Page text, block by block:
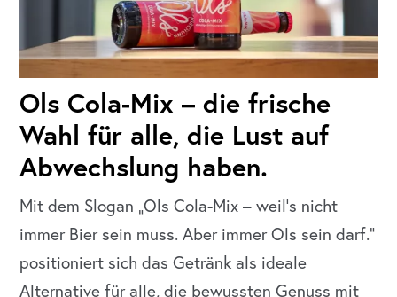
Ols Cola-Mix – die frische
Wahl für alle, die Lust auf
Abwechslung haben.
Mit dem Slogan „Ols Cola-Mix – weil’s nicht
immer Bier sein muss. Aber immer Ols sein darf.“
positioniert sich das Getränk als ideale
Alternative für alle, die bewussten Genuss mit